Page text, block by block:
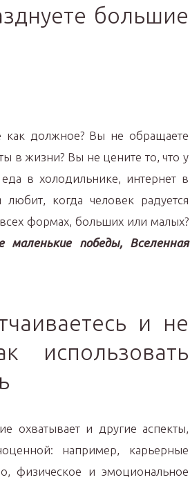
большие
как должное? Вы не обращаете
в жизни? Вы не цените то, что у
в холодильнике, интернет в
когда человек радуется
формах, больших или малых?
победы, Вселенная
и не
использовать
охватывает и другие аспекты,
например, карьерные
физическое и эмоциональное